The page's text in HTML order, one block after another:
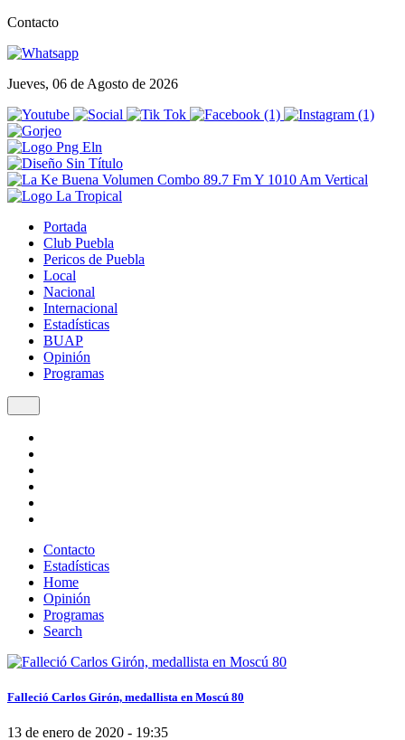
Contacto
Jueves, 06 de Agosto de 2026
Portada
Club Puebla
Pericos de Puebla
Local
Nacional
Internacional
Estadísticas
BUAP
Opinión
Programas
Contacto
Estadísticas
Home
Opinión
Programas
Search
Falleció Carlos Girón, medallista en Moscú 80
13 de enero de 2020 - 19:35